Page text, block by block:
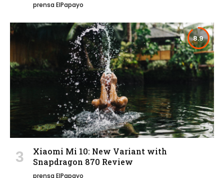
prensa ElPapayo
8.9
Xiaomi Mi 10: New Variant with
Snapdragon 870 Review
prensa ElPapayo